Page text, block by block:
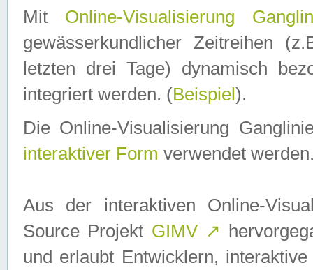
Mit Online-Visualisierung
gewässerkundlicher Zeitreihen
letzten drei Tage) dynamisch
integriert werden. (Beispiel ).
Die Online-Visualisierung
interaktiver Form verwendet
Aus der interaktiven Online-
Source Projekt GIMV ↗
und erlaubt Entwicklern,